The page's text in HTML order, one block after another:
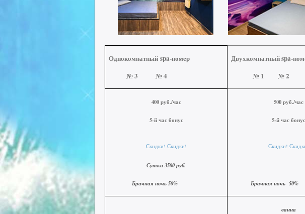
Однокомнатныйspa-номер
№ 3 № 4
Двухкомнатный spa-
№ 1 № 2
400 руб./час
5-й час бонус
Скидки! Скидки!
Сутки 3500 руб.
Брачная ночь 50%
500 руб./час
5-й час бонус
Скидки!
Брачная ночь 50%
ванна